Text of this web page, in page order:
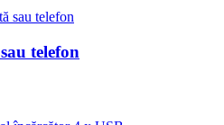
telefon